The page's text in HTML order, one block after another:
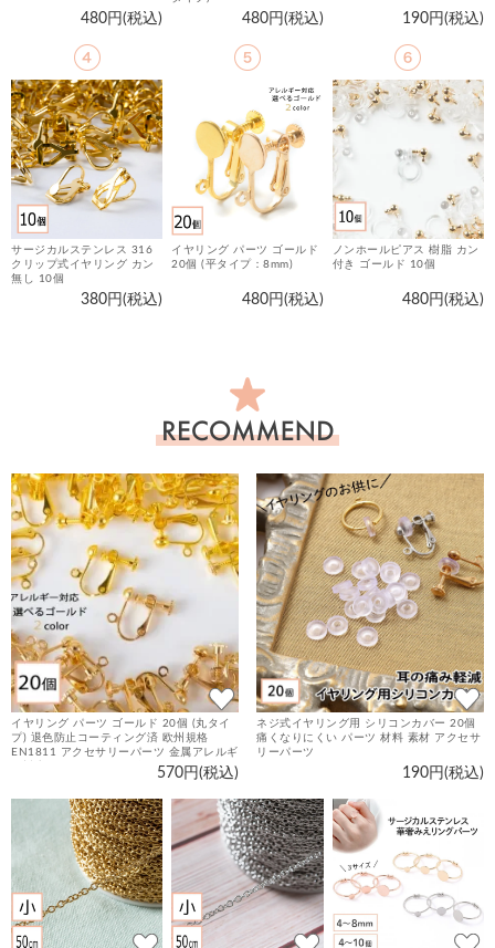
480円(税込) 480円(税込) 190円(税込)
サージカルステンレス 316
クリップ式イヤリング カン
無し 10個
380円(税込)
イヤリング パーツ ゴールド
20個 (平タイプ：8mm)
480円(税込)
ノンホールピアス 樹脂 カン
付き ゴールド 10個
480円(税込)
お
す
商
品
イヤリング パーツ ゴールド 20個 (丸タイ
プ) 退色防止コーティング済 欧州規格
EN1811 アクセサリーパーツ 金属アレルギ
ー対応 ニッケルフリー 金具 カン付 ネジバ
570円(税込)
ネジ式イヤリング用 シリコンカバー 20個
痛くなりにくい パーツ 材料 素材 アクセサ
リーパーツ
190円(税込)